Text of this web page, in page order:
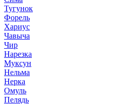
Тугунок
Форель
Хариус
Чавыча
Чир
Нарезка
Муксун
Нельма
Нерка
Омуль
Пелядь